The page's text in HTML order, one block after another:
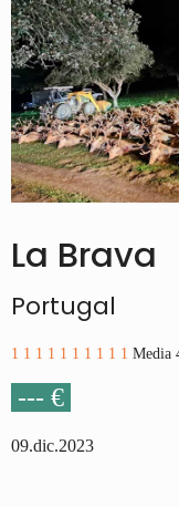
La Brava
Portugal
1 1 1 1 1 1 1 1 1 1 Media
--- €
09.dic.2023